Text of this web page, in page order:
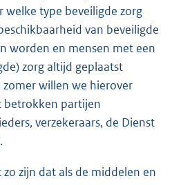
type beveiligde zorg
van beveiligde
worden en mensen met een
zorg altijd geplaatst
willen we hierover
betrokken partijen
verzekeraars, de Dienst
zijn dat als de middelen en